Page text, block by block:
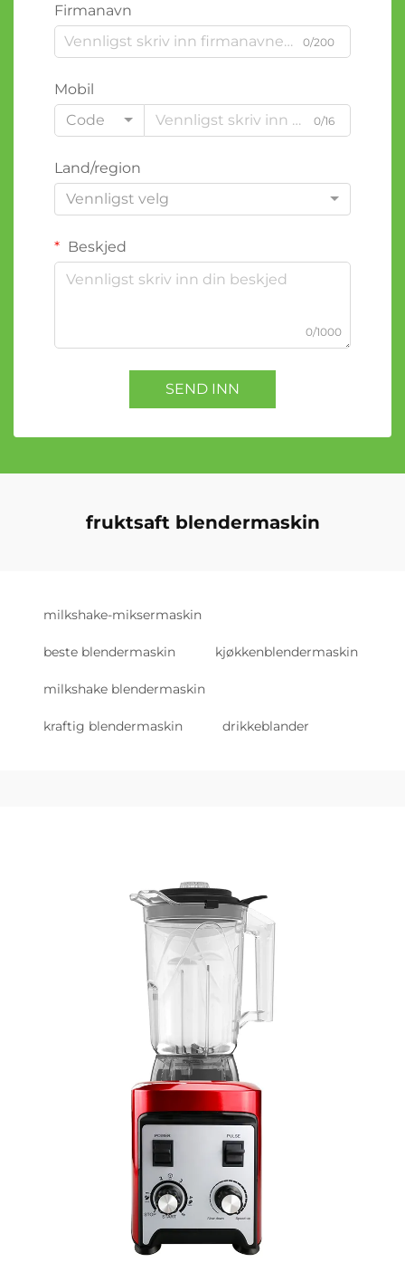
Firmanavn
0/200
Mobil
Code
0/16
Land/region
Vennligst velg
Beskjed
0/1000
SEND INN
fruktsaft blendermaskin
milkshake-miksermaskin
beste blendermaskin kjøkkenblendermaskin
milkshake blendermaskin
kraftig blendermaskin drikkeblander